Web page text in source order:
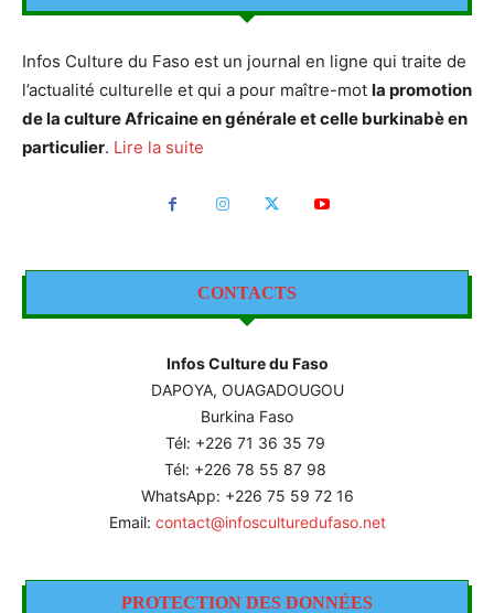
Infos Culture du Faso est un journal en ligne qui traite de
l’actualité culturelle et qui a pour maître-mot la promotion
de la culture Africaine en générale et celle burkinabè en
particulier. Lire la suite
CONTACTS
Infos Culture du Faso
DAPOYA, OUAGADOUGOU
Burkina Faso
Tél: +226 71 36 35 79
Tél: +226 78 55 87 98
WhatsApp: +226 75 59 72 16
Email: contact@infosculturedufaso.net
PROTECTION DES DONNÉES